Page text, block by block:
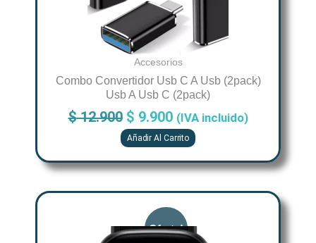
Accesorios
Combo Convertidor Usb C A Usb (2pack)
Usb A Usb C (2pack)
$12.900 $ 9.900 (IVA incluido)
Añadir Al Carrito
producto
tiene